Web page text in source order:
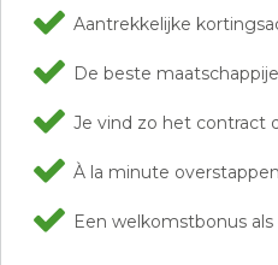
Aantrekkelijke
De beste
Je vind zo het contract
À la minute
Een welkomstbonus